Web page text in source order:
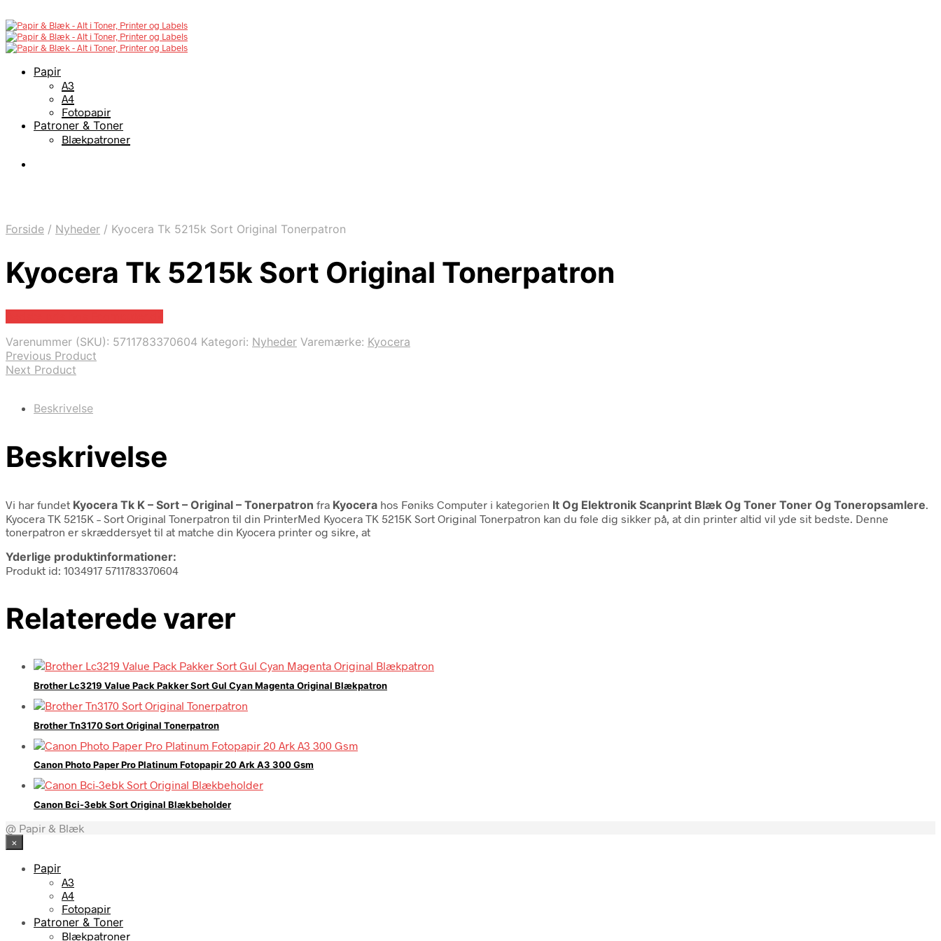
Papir
A3
A4
Fotopapir
Patroner & Toner
Blækpatroner
Forside / Nyheder / Kyocera Tk 5215k Sort Original Tonerpatron
Kyocera Tk 5215k Sort Original Tonerpatron
Varenummer (SKU): 5711783370604 Kategori: Nyheder Varemærke: Kyocera
Previous Product
Next Product
Beskrivelse
Beskrivelse
Vi har fundet Kyocera Tk K – Sort – Original – Tonerpatron fra Kyocera hos Føniks Computer i kategorien It Og Elektronik Scanprint Blæk Og Toner Toner Og Toneropsamlere
Kyocera TK 5215K – Sort Original Tonerpatron til din PrinterMed Kyocera TK 5215K Sort Original Tonerpatron kan du føle dig sikker på, at din printer altid vil yde sit bedste. Denne
tonerpatron er skræddersyet til at matche din Kyocera printer og sikre, at
Yderlige produktinformationer:
Produkt id: 1034917 5711783370604
Relaterede varer
Brother Lc3219 Value Pack Pakker Sort Gul Cyan Magenta Original Blækpatron
Brother Tn3170 Sort Original Tonerpatron
Canon Photo Paper Pro Platinum Fotopapir 20 Ark A3 300 Gsm
Canon Bci-3ebk Sort Original Blækbeholder
@ Papir & Blæk
×
Papir
A3
A4
Fotopapir
Patroner & Toner
Blækpatroner